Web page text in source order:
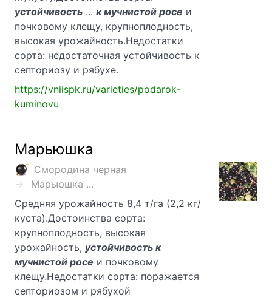
устойчивость ... к мучнистой росе и
почковому клещу, крупноплодность,
высокая урожайность.Недостатки
сорта: недостаточная устойчивость к
септориозу и рябухе.
https://vniispk.ru/varieties/podarok-
kuminovu
Марьюшка
Смородина черная
Марьюшка ...
Средняя урожайность 8,4 т/га (2,2 кг/
куста).Достоинства сорта:
крупноплодность, высокая
урожайность, устойчивость к
мучнистой росе и почковому
клещу.Недостатки сорта: поражается
септориозом и рябухой